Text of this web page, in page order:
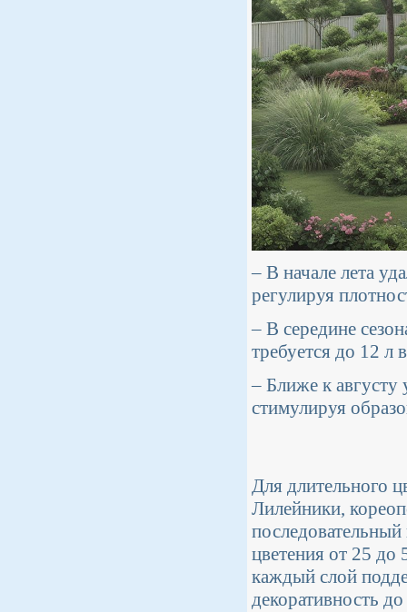
– В начале лета
регулируя
– В середине
требуется до 12 л
– Ближе к августу
стимулируя
Для длительного
Лилейники,
цветения от 25 до
каждый слой
декоративность